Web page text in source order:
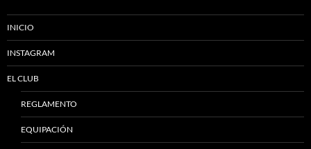
INICIO
INSTAGRAM
EL CLUB
REGLAMENTO
EQUIPACIÓN